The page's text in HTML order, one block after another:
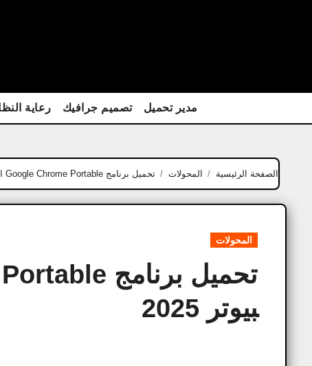
مدير تحميل تصميم جرافيك رعاية
الصفحة الرئيسية المحولات تحميل برنامج Google Chrome Portable العربية للكمبيوتر 2025
المحولات
بيوتر 2025